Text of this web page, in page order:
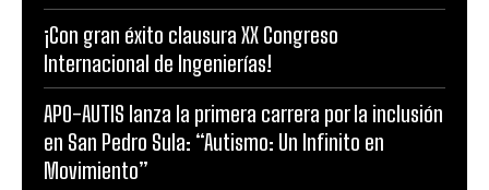
¡Con gran éxito clausura XX Congreso
Internacional de Ingenierías!
APO-AUTIS lanza la primera carrera por la inclusión
en San Pedro Sula: “Autismo: Un Infinito en
Movimiento”